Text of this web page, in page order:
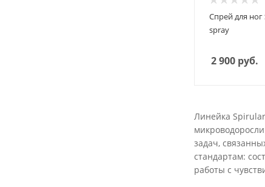
Спрей для ног
spray
2 900 руб.
Линейка
задач,
стандартам:
работы с